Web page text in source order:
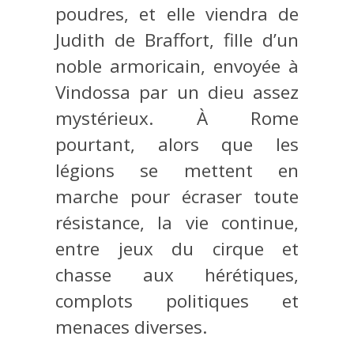
poudres, et elle viendra de
Judith de Braffort, fille d’un
noble armoricain, envoyée à
Vindossa par un dieu assez
mystérieux. À Rome
pourtant, alors que les
légions se mettent en
marche pour écraser toute
résistance, la vie continue,
entre jeux du cirque et
chasse aux hérétiques,
complots politiques et
menaces diverses.